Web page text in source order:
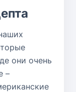
они очень
–